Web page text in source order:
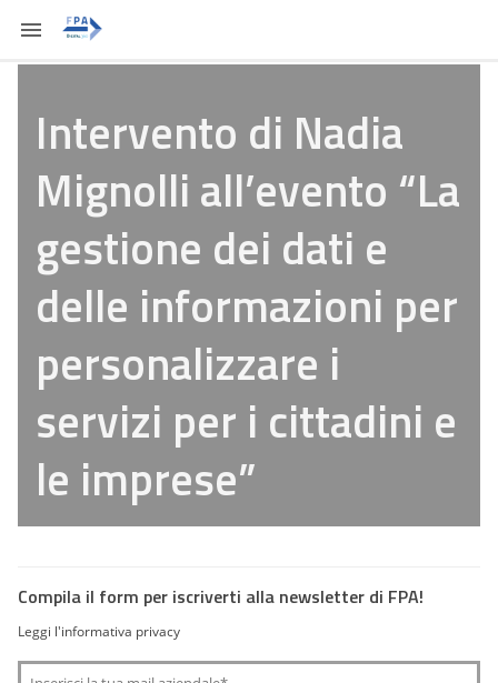
Intervento di Nadia
Mignolli all’evento “La
gestione dei dati e
delle informazioni per
personalizzare i
servizi per i cittadini e
le imprese”
Compila il form per iscriverti alla newsletter di FPA!
Leggi l'informativa privacy